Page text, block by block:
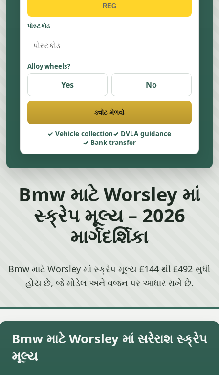
પોસ્ટકોડ
Alloy wheels?
Yes No
ક્વોટ મેળવો
Vehicle collection
DVLA guidance
Bank transfer
Bmw માટે Worsley માં
સ્ક્રેપ મૂલ્ય – 2026
માર્ગદર્શિકા
Bmw માટે Worsley માં સ્ક્રેપ મૂલ્ય £144 થી £492 સુધી
હોય છે, જે મોડેલ અને વજન પર આધાર રાખે છે.
Bmw માટે Worsley માં સરેરાશ સ્ક્રેપ
મૂલ્ય